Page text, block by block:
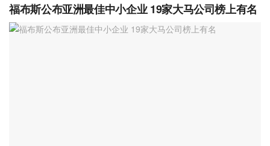
福布斯公布亚洲最佳中小企业 19家大马公司榜上有名